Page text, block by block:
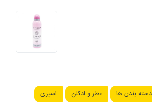
دسته بندی ها عطر و ادکلن اسپری